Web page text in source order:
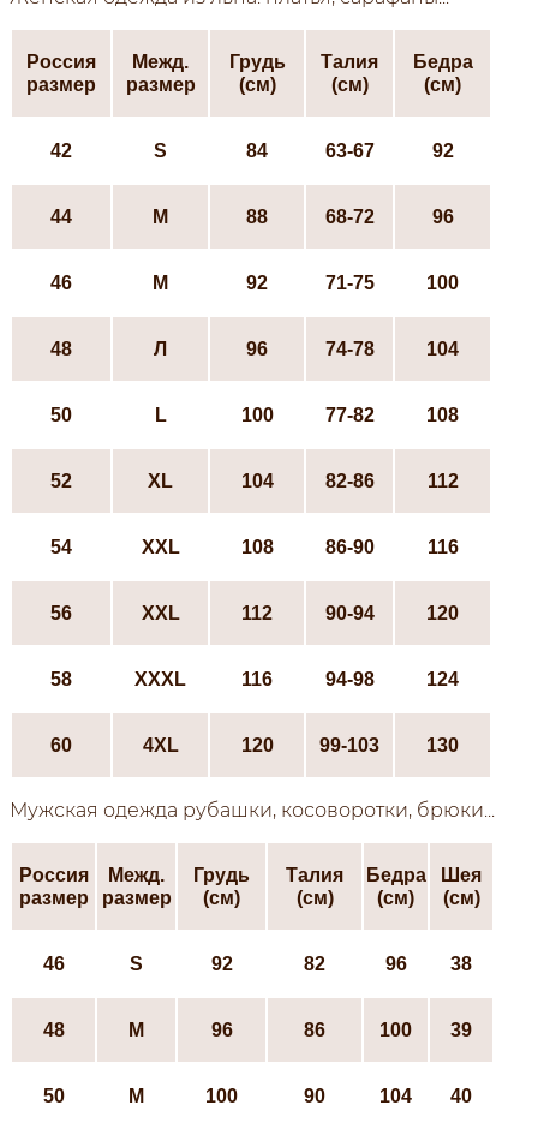
Россия
размер
Межд.
размер
Грудь
(см)
Талия
(см)
Бедра
(см)
42 S 84 63-67 92
44 М 88 68-72 96
46 М 92 71-75 100
48 Л 96 74-78 104
50 L 100 77-82 108
52 ХL 104 82-86 112
54 XXL 108 86-90 116
56 XXL 112 90-94 120
58 XXXL 116 94-98 124
60 4XL 120 99-103 130
Мужская одежда рубашки, косоворотки, брюки...
Россия
размер
Межд.
размер
Грудь
(см)
Талия
(см)
Бедра
(см)
Шея
(см)
46 S 92 82 96 38
48 М 96 86 100 39
50 М 100 90 104 40